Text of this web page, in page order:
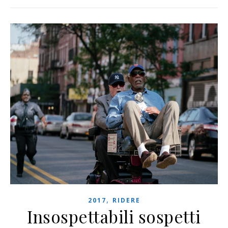
2017, RIDERE
Insospettabili sospetti